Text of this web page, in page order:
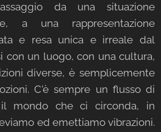
da una situazione
a una rappresentazione
e resa unica e irreale dal
con un luogo, con una cultura,
diverse, è semplicemente
C'è sempre un flusso di
mondo che ci circonda, in
ed emettiamo vibrazioni.